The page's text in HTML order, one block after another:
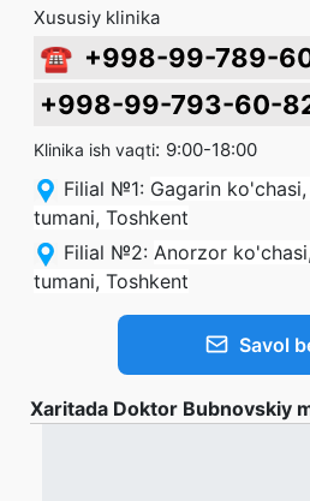
Xususiy klinika
☎ +998-99-789-
+998-99-793-60-
Klinika ish vaqti: 9:00-18:00
Filial №1: Gagarin
tumani, Toshkent
Filial №2: Anorzor
tumani, Toshkent
Savol
Xaritada Doktor Bubnovskiy